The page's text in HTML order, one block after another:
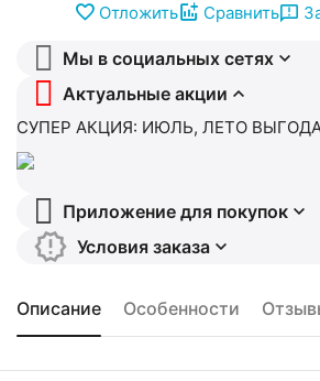
Отложить Сравнить
Мы в социальных сетях
Актуальные акции
СУПЕР АКЦИЯ: ИЮЛЬ, ЛЕТО
Приложение для покупок
Условия заказа
Описание Особенности